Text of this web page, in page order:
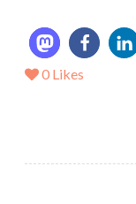
0 Likes